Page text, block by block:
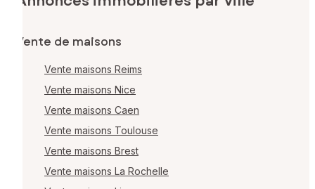
Vente de maisons
Vente maisons Reims
Vente maisons Nice
Vente maisons Caen
Vente maisons Toulouse
Vente maisons Brest
Vente maisons La Rochelle